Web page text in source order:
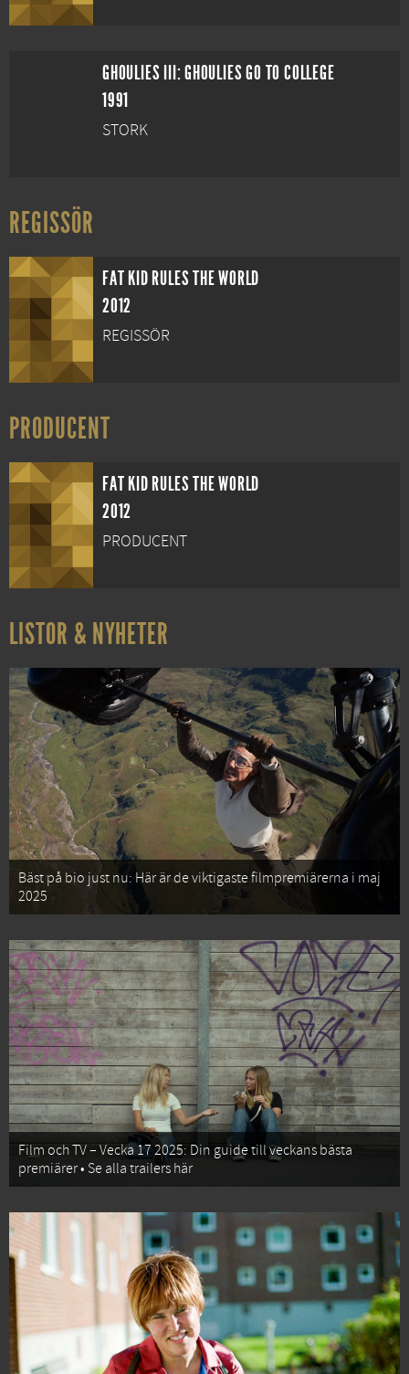
GHOULIES III: GHOULIES GO TO COLLEGE
1991
STORK
REGISSÖR
FAT KID RULES THE WORLD
2012
REGISSÖR
PRODUCENT
FAT KID RULES THE WORLD
2012
PRODUCENT
LISTOR & NYHETER
Bäst på bio just nu: Här är de viktigaste filmpremiärerna i maj
2025
Film och TV – Vecka 17 2025: Din guide till veckans bästa
premiärer • Se alla trailers här